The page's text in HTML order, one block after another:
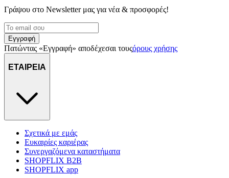
Γράψου στο Νewsletter μας για νέα & προσφορές!
Εγγραφή
Πατώντας «Εγγραφή» αποδέχεσαι τουςόρους χρήσης
ΕΤΑΙΡΕΙΑ
Σχετικά με εμάς
Ευκαιρίες καριέρας
Συνεργαζόμενα καταστήματα
SHOPFLIX B2B
SHOPFLIX app